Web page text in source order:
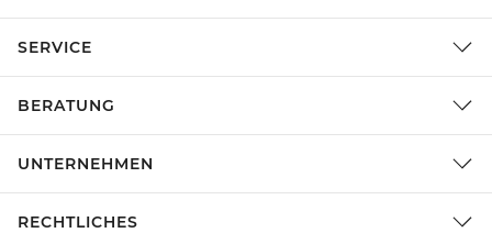
SERVICE
BERATUNG
UNTERNEHMEN
RECHTLICHES